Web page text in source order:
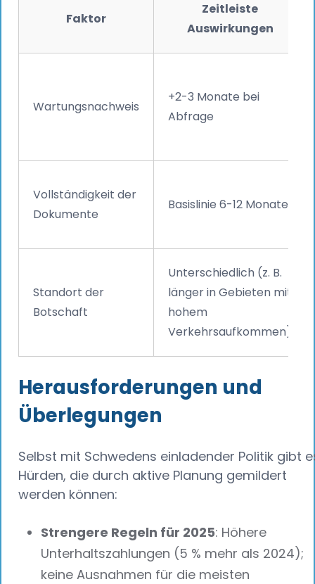
Faktor
Zeitleiste
Auswirkungen
Wartungsnachweis
+2-3 Monate bei
Abfrage
Vollständigkeit der
Dokumente
Basislinie 6-12 Monate
Standort der
Botschaft
Unterschiedlich (z. B.
länger in Gebieten mit
hohem
Verkehrsaufkommen)
Herausforderungen und
Überlegungen
Selbst mit Schwedens einladender Politik gibt
Hürden, die durch aktive Planung gemildert
werden können:
Strengere Regeln für 2025: Höhere
Unterhaltszahlungen (5 % mehr als 2024);
keine Ausnahmen für die meisten